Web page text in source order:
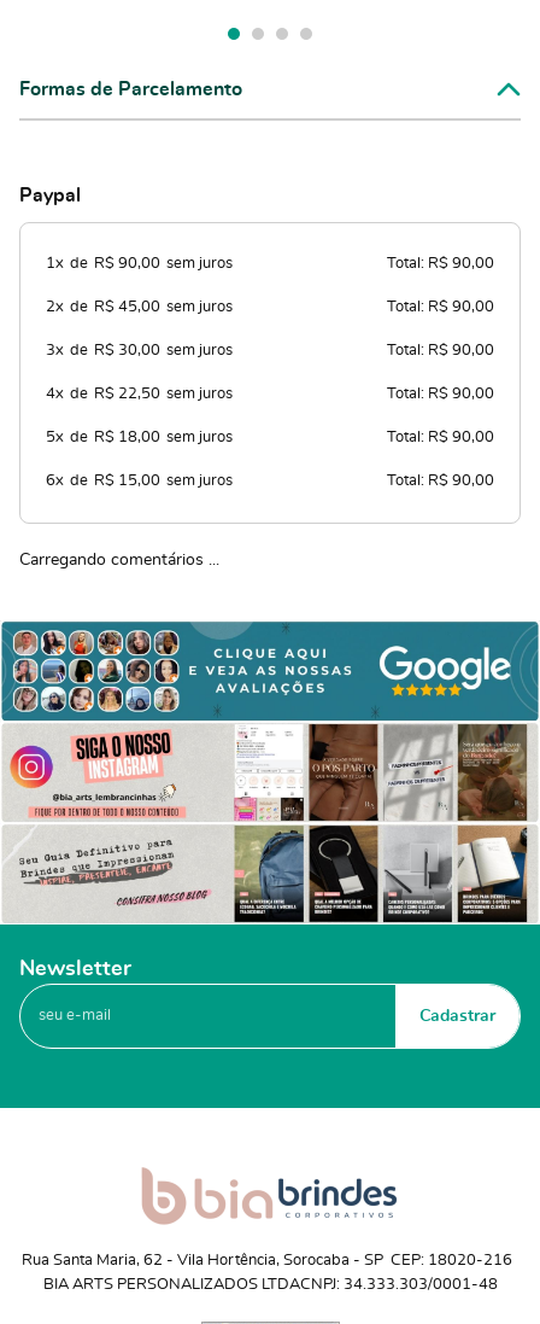
Formas de Parcelamento
Paypal
1x de R$ 90,00 sem juros Total: R$ 90,00
2x de R$ 45,00 sem juros Total: R$ 90,00
3x de R$ 30,00 sem juros Total: R$ 90,00
4x de R$ 22,50 sem juros Total: R$ 90,00
5x de R$ 18,00 sem juros Total: R$ 90,00
6x de R$ 15,00 sem juros Total: R$ 90,00
Carregando comentários ...
Newsletter
Cadastrar
Rua Santa Maria, 62 - Vila Hortência, Sorocaba - SP CEP: 18020-216
BIA ARTS PERSONALIZADOS LTDACNPJ: 34.333.303/0001-48